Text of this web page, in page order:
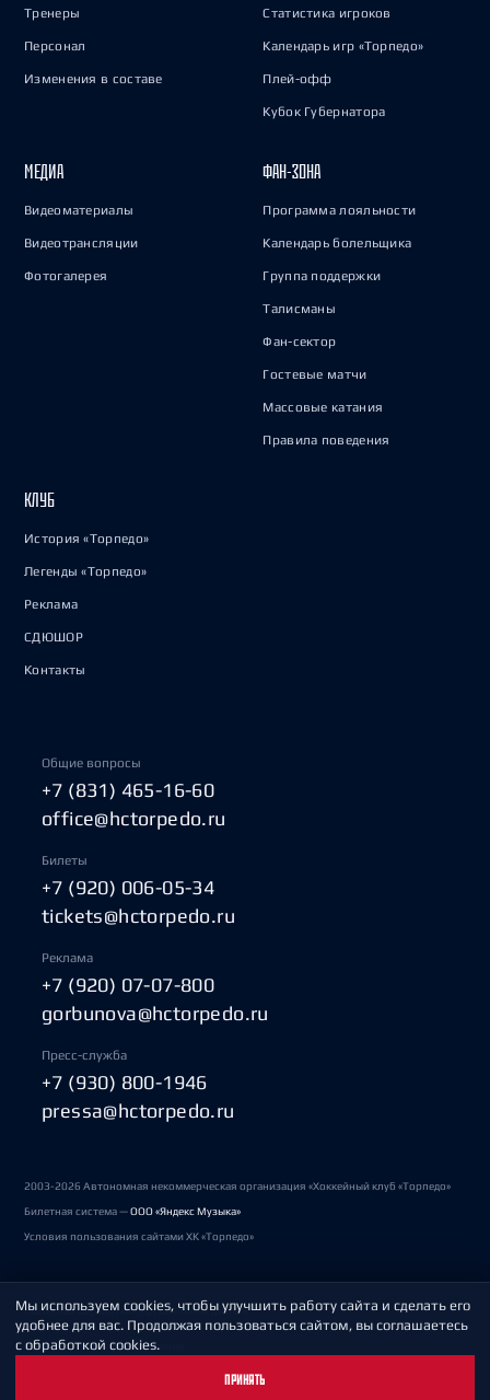
Тренеры
Персонал
Изменения в составе
Статистика игроков
Календарь игр «Торпедо»
Плей-офф
Кубок Губернатора
МЕДИА
Видеоматериалы
Видеотрансляции
Фотогалерея
ФАН-ЗОНА
Программа лояльности
Календарь болельщика
Группа поддержки
Талисманы
Фан-сектор
Гостевые матчи
Массовые катания
Правила поведения
КЛУБ
История «Торпедо»
Легенды «Торпедо»
Реклама
СДЮШОР
Контакты
Общие вопросы
+7 (831) 465-16-60
office@hctorpedo.ru
Билеты
+7 (920) 006-05-34
tickets@hctorpedo.ru
Реклама
+7 (920) 07-07-800
gorbunova@hctorpedo.ru
Пресс-служба
+7 (930) 800-1946
pressa@hctorpedo.ru
2003-2026 Автономная некоммерческая организация «Хоккейный клуб «Торпедо»
Билетная система —ООО «Яндекс Музыка»
Условия пользования сайтами ХК «Торпедо»
Политика обработки персональных данных
Пользовательское соглашение
Мы используем cookies, чтобы улучшить работу сайта и сделать его
удобнее для вас. Продолжая пользоваться сайтом, вы соглашаетесь
с обработкой cookies.
ПРИНЯТЬ